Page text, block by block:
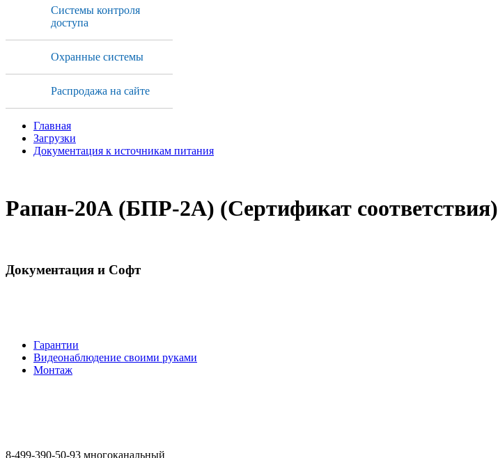
Системы контроля
доступа
Охранные системы
Распродажа на сайте
Главная
Загрузки
Документация к источникам питания
Рапан-20А (БПР-2А) (Сертификат соответствия)
Документация и Софт
Гарантии
Видеонаблюдение своими руками
Монтаж
8-499-390-50-93 многоканальный